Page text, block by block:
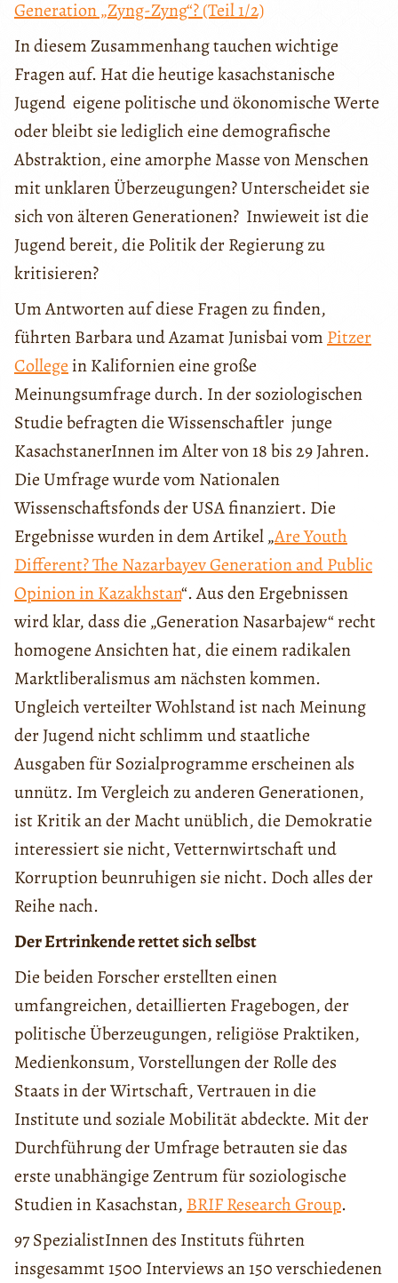
Generation „Zyng-Zyng“? (Teil 1/2)
In diesem Zusammenhang tauchen wichtige
Fragen auf. Hat die heutige kasachstanische
Jugend eigene politische und ökonomische Werte
oder bleibt sie lediglich eine demografische
Abstraktion, eine amorphe Masse von Menschen
mit unklaren Überzeugungen? Unterscheidet sie
sich von älteren Generationen? Inwieweit ist die
Jugend bereit, die Politik der Regierung zu
kritisieren?
Um Antworten auf diese Fragen zu finden,
führten Barbara und Azamat Junisbai vom Pitzer
College in Kalifornien eine große
Meinungsumfrage durch. In der soziologischen
Studie befragten die Wissenschaftler junge
KasachstanerInnen im Alter von 18 bis 29 Jahren.
Die Umfrage wurde vom Nationalen
Wissenschaftsfonds der USA finanziert. Die
Ergebnisse wurden in dem Artikel „Are Youth
Different? The Nazarbayev Generation and Public
Opinion in Kazakhstan“. Aus den Ergebnissen
wird klar, dass die „Generation Nasarbajew“ recht
homogene Ansichten hat, die einem radikalen
Marktliberalismus am nächsten kommen.
Ungleich verteilter Wohlstand ist nach Meinung
der Jugend nicht schlimm und staatliche
Ausgaben für Sozialprogramme erscheinen als
unnütz. Im Vergleich zu anderen Generationen,
ist Kritik an der Macht unüblich, die Demokratie
interessiert sie nicht, Vetternwirtschaft und
Korruption beunruhigen sie nicht. Doch alles der
Reihe nach.
Der Ertrinkende rettet sich selbst
Die beiden Forscher erstellten einen
umfangreichen, detaillierten Fragebogen, der
politische Überzeugungen, religiöse Praktiken,
Medienkonsum, Vorstellungen der Rolle des
Staats in der Wirtschaft, Vertrauen in die
Institute und soziale Mobilität abdeckte. Mit der
Durchführung der Umfrage betrauten sie das
erste unabhängige Zentrum für soziologische
Studien in Kasachstan, BRIF Research Group.
97 SpezialistInnen des Instituts führten
insgesammt 1500 Interviews an 150 verschiedenen